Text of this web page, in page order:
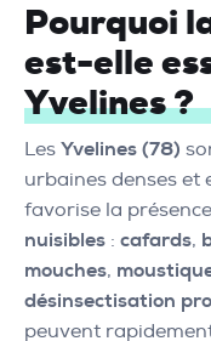
Pourquoi
est-elle
Yvelines ?
Les Yvelines (78)
urbaines denses et
favorise la
nuisibles : cafards,
mouches,
désinsectisation
peuvent